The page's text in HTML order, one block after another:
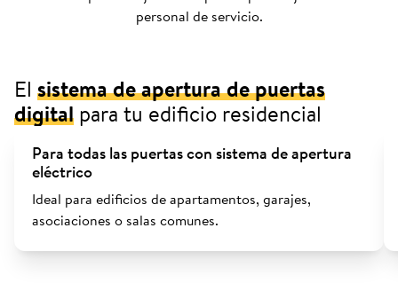
personal de servicio.
El sistema de apertura de puertas
digital para tu edificio residencial
Para todas las puertas con sistema de apertura
eléctrico
Ideal para edificios de apartamentos, garajes,
asociaciones o salas comunes.